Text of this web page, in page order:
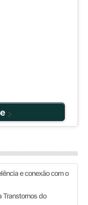
e conexão com o
Transtornos do